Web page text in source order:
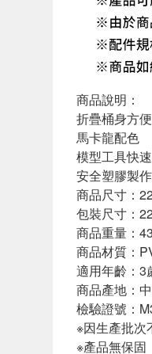
商品說明：
折疊桶身方
馬卡龍配色
模型工具快
安全塑膠製
商品尺寸：
包裝尺寸：
商品重量：
商品材質：
適用年齡：3
商品產地：
檢驗證號：
※因生產批次
※產品無保固